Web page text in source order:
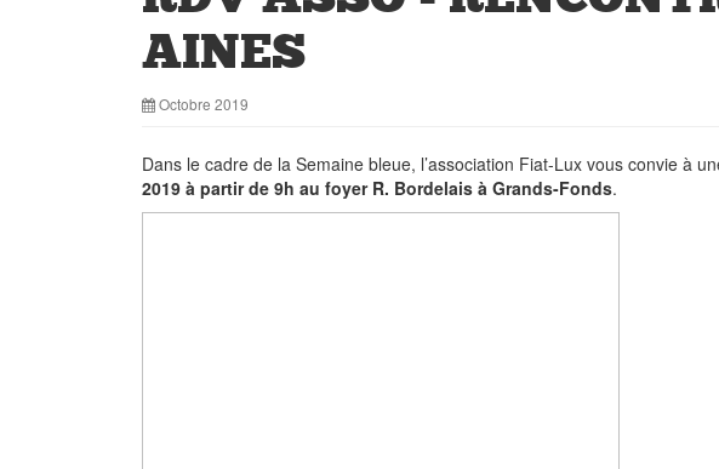
AINES
Octobre 2019
Dans le cadre de la Semaine bleue, l’association Fiat-Lux vous convie à
2019 à partir de 9h au foyer R. Bordelais à Grands-Fonds.